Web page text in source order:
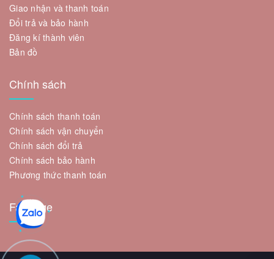
Giao nhận và thanh toán
Đổi trả và bảo hành
Đăng kí thành viên
Bản đồ
Chính sách
Chính sách thanh toán
Chính sách vận chuyển
Chính sách đổi trả
Chính sách bảo hành
Phương thức thanh toán
Fanpage